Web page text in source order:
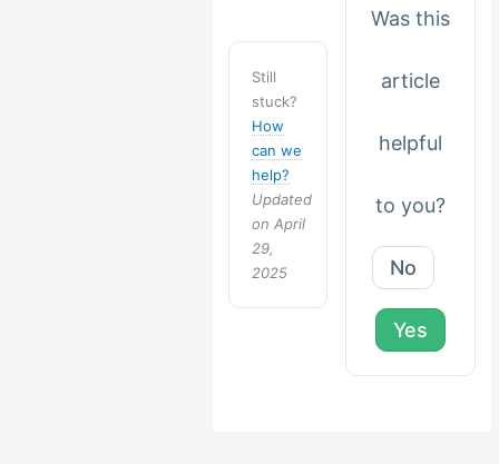
Still
stuck?
How
can we
help?
Updated
on April
29,
2025
Was this
article
helpful
to you?
No
Yes